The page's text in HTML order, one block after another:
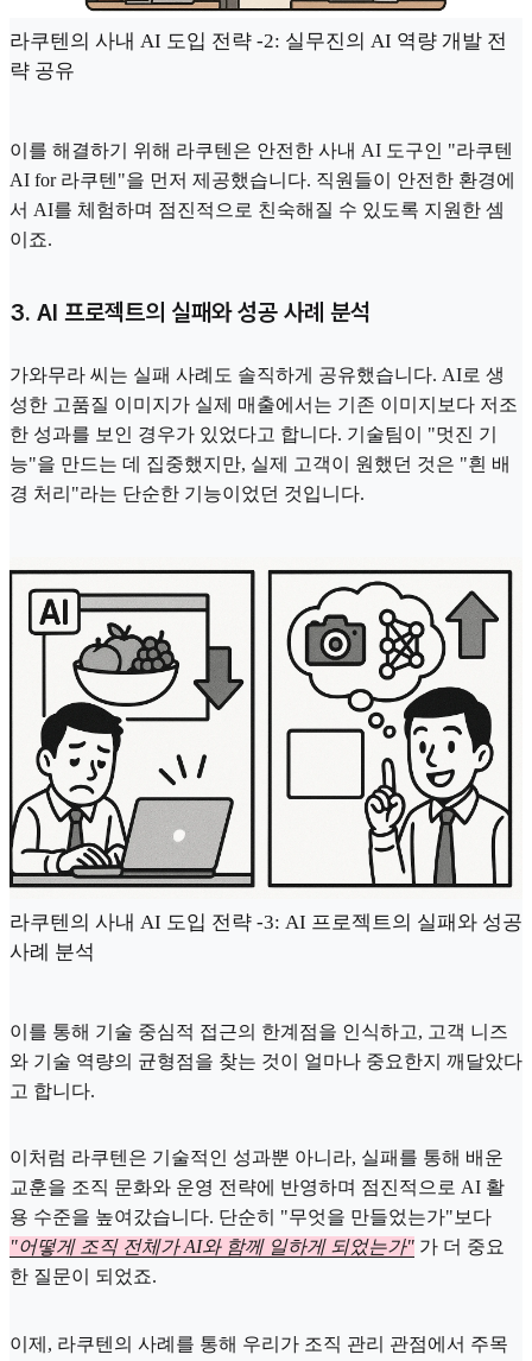
라쿠텐의 사내 AI 도입 전략 -2: 실무진의 AI 역량 개발 전
략 공유
이를 해결하기 위해 라쿠텐은 안전한 사내 AI 도구인 "라쿠텐
AI for 라쿠텐"을 먼저 제공했습니다. 직원들이 안전한 환경에
서 AI를 체험하며 점진적으로 친숙해질 수 있도록 지원한 셈
이죠.
3. AI 프로젝트의 실패와 성공 사례 분석
가와무라 씨는 실패 사례도 솔직하게 공유했습니다. AI로 생
성한 고품질 이미지가 실제 매출에서는 기존 이미지보다 저조
한 성과를 보인 경우가 있었다고 합니다. 기술팀이 "멋진 기
능"을 만드는 데 집중했지만, 실제 고객이 원했던 것은 "흰 배
경 처리"라는 단순한 기능이었던 것입니다.
라쿠텐의 사내 AI 도입 전략 -3: AI 프로젝트의 실패와 성공
사례 분석
이를 통해 기술 중심적 접근의 한계점을 인식하고, 고객 니즈
와 기술 역량의 균형점을 찾는 것이 얼마나 중요한지 깨달았다
고 합니다.
이처럼 라쿠텐은 기술적인 성과뿐 아니라, 실패를 통해 배운
교훈을 조직 문화와 운영 전략에 반영하며 점진적으로 AI 활
용 수준을 높여갔습니다. 단순히 "무엇을 만들었는가"보다
"어떻게 조직 전체가 AI와 함께 일하게 되었는가" 가 더 중요
한 질문이 되었죠.
이제, 라쿠텐의 사례를 통해 우리가 조직 관리 관점에서 주목